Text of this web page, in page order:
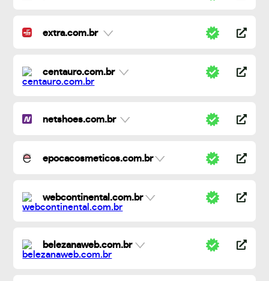
extra.com.br
centauro.com.br
netshoes.com.br
epocacosmeticos.com.br
webcontinental.com.br
belezanaweb.com.br